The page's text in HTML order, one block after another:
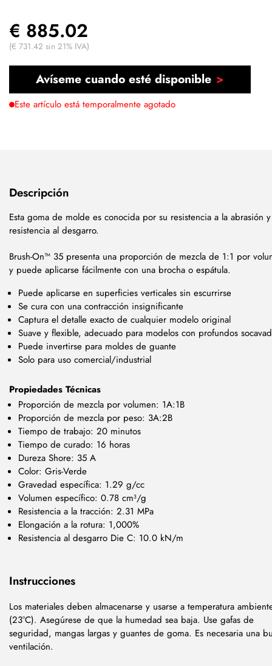
€ 885.02
(€ 731.42 sin 21% IVA)
Avíseme cuando esté disponible
Este artículo está temporalmente agotado
Descripción
Esta goma de molde es conocida por su resistencia a la abrasión
resistencia al desgarro.
Brush-On™ 35 presenta una proporción de mezcla de 1:1 por
y puede aplicarse fácilmente con una brocha o espátula.
Puede aplicarse en superficies verticales sin escurrirse
Se cura con una contracción insignificante
Captura el detalle exacto de cualquier modelo original
Suave y flexible, adecuado para modelos con profundos
Puede invertirse para moldes de guante
Solo para uso comercial/industrial
Propiedades Técnicas
Proporción de mezcla por volumen: 1A:1B
Proporción de mezcla por peso: 3A:2B
Tiempo de trabajo: 20 minutos
Tiempo de curado: 16 horas
Dureza Shore: 35 A
Color: Gris-Verde
Gravedad específica: 1.29 g/cc
Volumen específico: 0.78 cm³/g
Resistencia a la tracción: 2.31 MPa
Elongación a la rotura: 1,000%
Resistencia al desgarro Die C: 10.0 kN/m
Instrucciones
Los materiales deben almacenarse y usarse a temperatura
(23°C). Asegúrese de que la humedad sea baja. Use gafas de
seguridad, mangas largas y guantes de goma. Es necesaria una
ventilación.